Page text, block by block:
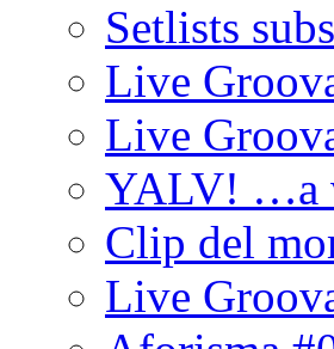
Setlists
Live
Live
YALV! …a
Clip del
Live